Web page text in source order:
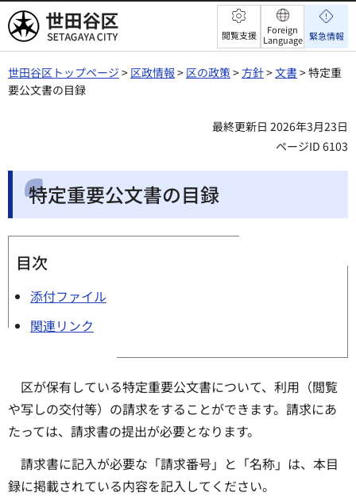
世田谷区 閲覧支援
Foreign
Language 緊急情報
世田谷区トップページ > 区政情報 > 区の政策>方針>文書> 特定重
要公文書の目録
最終更新日 2026年3月23日
ページID 6103
特定重要公文書の目録
目次
添付ファイル
関連リンク
区が保有している特定重要公文書について、利用（閲覧
や写しの交付等）の請求をすることができます。請求にあ
たっては、請求書の提出が必要となります。
請求書に記入が必要な「請求番号」と「名称」は、本目
録に掲載されている内容を記入してください。